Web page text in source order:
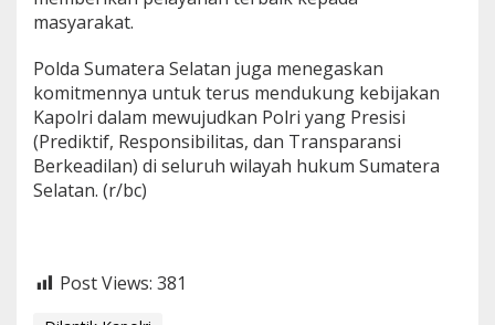
masyarakat.
Polda Sumatera Selatan juga menegaskan
komitmennya untuk terus mendukung kebijakan
Kapolri dalam mewujudkan Polri yang Presisi
(Prediktif, Responsibilitas, dan Transparansi
Berkeadilan) di seluruh wilayah hukum Sumatera
Selatan. (r/bc)
Post Views: 381